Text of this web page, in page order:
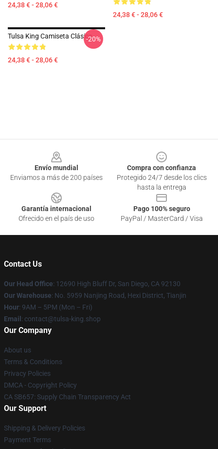
24,38 € - 28,06 €
24,38 € - 28,06 €
Tulsa King Camiseta Clásica
24,38 € - 28,06 €
-20%
Envío mundial
Enviamos a más de 200 países
Compra con confianza
Protegido 24/7 desde los clics
hasta la entrega
Garantía internacional
Ofrecido en el país de uso
Pago 100% seguro
PayPal / MasterCard / Visa
Contact Us
Our Head Office: 12690 High Bluff Dr, San Diego, CA 92130
Our Warehouse: No. 5959 Nanjing Road, Hexi District, Tianjin
Hour: 9AM – 5PM (Mon – Fri)
Email : contact@tulsa-king.shop
Our Company
About us
Terms & Conditions
Privacy Policies
DMCA - Copyright Policy
CA SB657: Supply Chain Transparency Act
Our Support
Shipping & Delivery Policies
Payment Terms